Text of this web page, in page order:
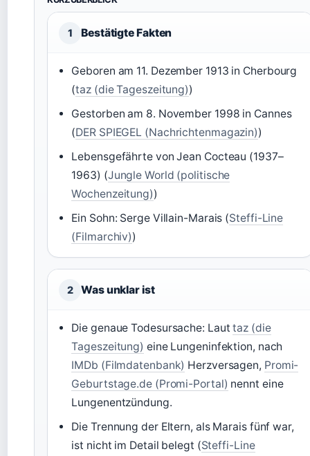
1 Bestätigte Fakten
Geboren am 11. Dezember 1913 in Cherbourg
(taz (die Tageszeitung))
Gestorben am 8. November 1998 in Cannes
(DER SPIEGEL (Nachrichtenmagazin))
Lebensgefährte von Jean Cocteau (1937–
1963) (Jungle World (politische
Wochenzeitung))
Ein Sohn: Serge Villain-Marais (Steffi-Line
(Filmarchiv))
2 Was unklar ist
Die genaue Todesursache: Lauttaz (die
Tageszeitung) eine Lungeninfektion, nach
IMDb (Filmdatenbank) Herzversagen, Promi-
Geburtstage.de (Promi-Portal) nennt eine
Lungenentzündung.
Die Trennung der Eltern, als Marais fünf war,
ist nicht im Detail belegt (Steffi-Line